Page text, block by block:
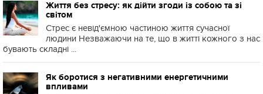
Життя без стресу: як дійти згоди із собою та зі
світом
Стрес є невід'ємною частиною життя сучасної
людини Незважаючи на те, що в житті кожного з нас
бувають складні ...
Як боротися з негативними енергетичними
впливами